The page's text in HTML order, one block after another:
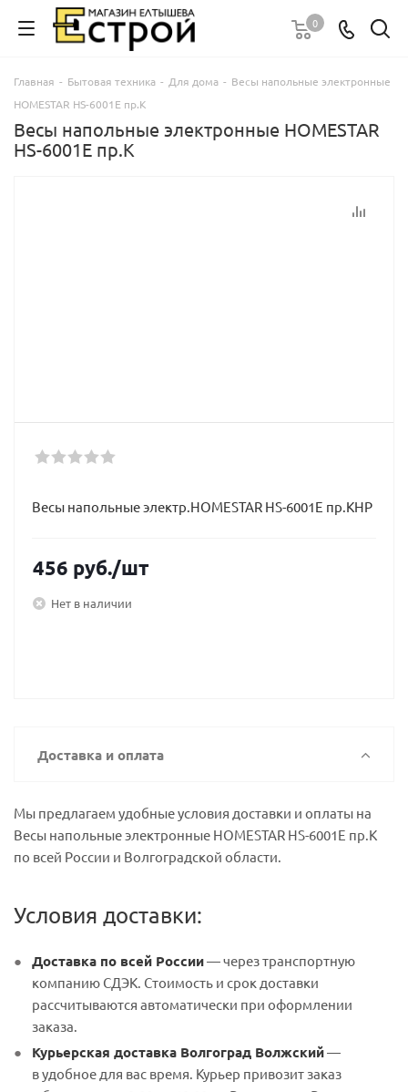
0
Главная - Бытовая техника - Для дома - Весы напольные электронные
HOMESTAR HS-6001Е пр.К
Весы напольные электронные HOMESTAR
HS-6001Е пр.К
Весы напольные электр.HOMESTAR HS-6001Е пр.КНР
456 руб./шт
Нет в наличии
Доставка и оплата
Мы предлагаем удобные условия доставки и оплаты на
Весы напольные электронные HOMESTAR HS-6001Е пр.К
по всей России и Волгоградской области.
Условия доставки:
Доставка по всей России— через транспортную
компанию СДЭК. Стоимость и срок доставки
рассчитываются автоматически при оформлении
заказа.
Курьерская доставка Волгоград Волжский—
в удобное для вас время. Курьер привозит заказ